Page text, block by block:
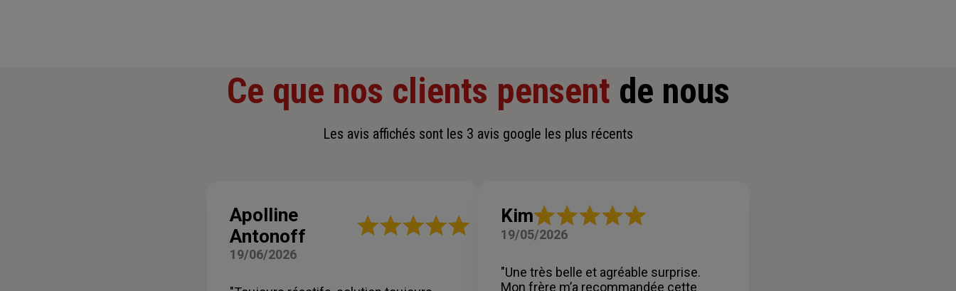
Ce que nos clients pensent de nous
Les avis affichés sont les 3 avis google les plus récents
Apolline
Antonoff
Note
19/06/2026
KimNote
5
étoiles
19/05/2026
"Une très belle et agréable surprise.
Mon frère m’a recommandée cette